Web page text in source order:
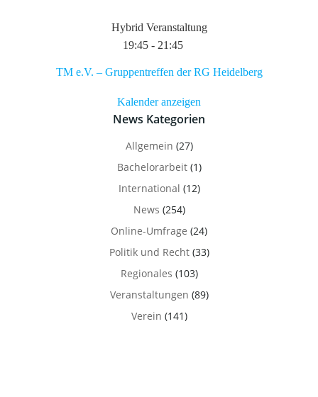
Hybrid Veranstaltung
19:45- 21:45
TM e.V. – Gruppentreffen der RG Heidelberg
Kalender anzeigen
News Kategorien
Allgemein (27)
Bachelorarbeit(1)
International (12)
News (254)
Online-Umfrage (24)
Politik und Recht(33)
Regionales (103)
Veranstaltungen (89)
Verein (141)